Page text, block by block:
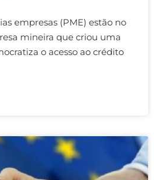
empresas (PME) estão no
mineira que criou uma
o acesso ao crédito